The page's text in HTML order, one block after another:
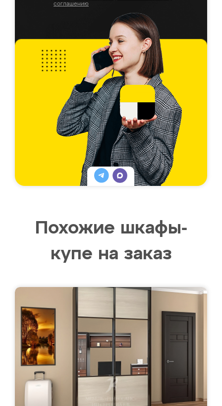
соглашению
Похожие шкафы-
купе на заказ